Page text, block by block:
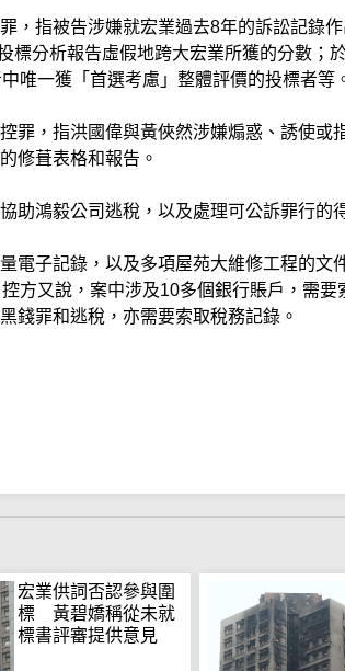
，指被告涉嫌就宏業過去8年的訴訟記錄
標分析報告虛假地跨大宏業所獲的分數；
唯一獲「首選考慮」整體評價的投標者等
罪，指洪國偉與黃俠然涉嫌煽惑、誘使或
修葺表格和報告。
助鴻毅公司逃稅，以及處理可公訴罪行的
電子記錄，以及多項屋苑大維修工程的文
方又說，案中涉及10多個銀行賬戶，需要
錢罪和逃稅，亦需要索取稅務記錄。
宏業供詞否認參與圍
標 黃碧嬌稱從未就
標書評審提供意見